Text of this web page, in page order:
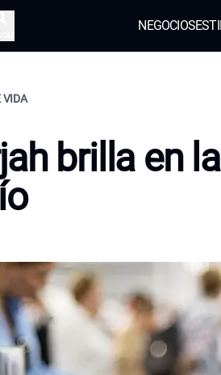
NEGOCIOS
VIDA
brilla en